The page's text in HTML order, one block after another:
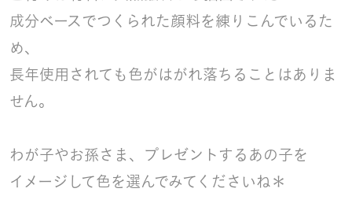
成分ベースでつくられた顔料を練りこんでいるた
め、
長年使用されても色がはがれ落ちることはありま
せん。
わが子やお孫さま、プレゼントするあの子を
イメージして色を選んでみてくださいね＊